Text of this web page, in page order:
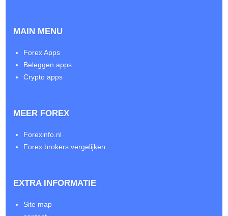
MAIN MENU
Forex Apps
Beleggen apps
Crypto apps
MEER FOREX
Forexinfo.nl
Forex brokers vergelijken
EXTRA INFORMATIE
Site map